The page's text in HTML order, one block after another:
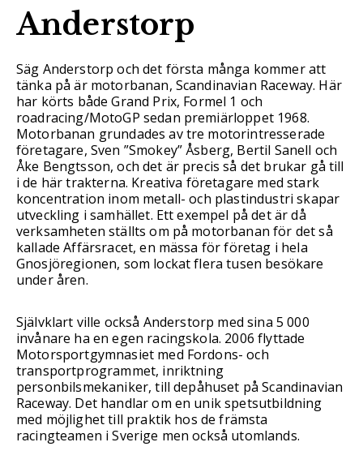
Anderstorp
Säg Anderstorp och det första många kommer att
tänka på är motorbanan, Scandinavian Raceway. Här
har körts både Grand Prix, Formel 1 och
roadracing/MotoGP sedan premiärloppet 1968.
Motorbanan grundades av tre motorintresserade
företagare, Sven ”Smokey” Åsberg, Bertil Sanell och
Åke Bengtsson, och det är precis så det brukar gå till
i de här trakterna. Kreativa företagare med stark
koncentration inom metall- och plastindustri skapar
utveckling i samhället. Ett exempel på det är då
verksamheten ställts om på motorbanan för det så
kallade Affärsracet, en mässa för företag i hela
Gnosjöregionen, som lockat flera tusen besökare
under åren.
Självklart ville också Anderstorp med sina 5 000
invånare ha en egen racingskola. 2006 flyttade
Motorsportgymnasiet med Fordons- och
transportprogrammet, inriktning
personbilsmekaniker, till depåhuset på Scandinavian
Raceway. Det handlar om en unik spetsutbildning
med möjlighet till praktik hos de främsta
racingteamen i Sverige men också utomlands.